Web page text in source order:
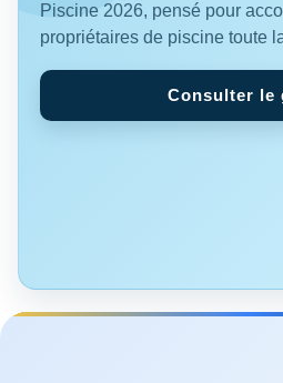
Piscine 2026, pensé pour
propriétaires de piscine toute
Consulter le